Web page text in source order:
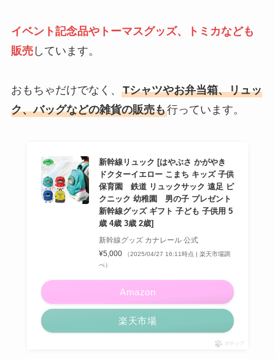
イベント記念品やトーマスグッズ、トミカなども
販売しています。
おもちゃだけでなく、 Tシャツやお弁当箱、リュッ
ク、バッグなどの雑貨の販売も行っています。
新幹線リュック [はやぶさ かがやき
ドクターイエロー こまち キッズ 子供
保育園 鉄道 リュックサック 遠足 ピ
クニック 幼稚園 男の子 プレゼント
新幹線グッズ ギフト 子ども 子供用 5
歳 4歳 3歳 2歳]
新幹線グッズ カナレール 公式
¥5,000
（2025/04/27 16:11時点 | 楽天市場調
べ）
Amazon
楽天市場
ポチップ